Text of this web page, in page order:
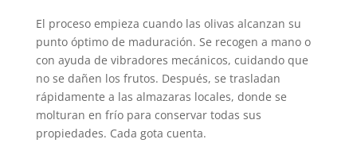
El proceso empieza cuando las olivas alcanzan su
punto óptimo de maduración. Se recogen a mano o
con ayuda de vibradores mecánicos, cuidando que
no se dañen los frutos. Después, se trasladan
rápidamente a las almazaras locales, donde se
molturan en frío para conservar todas sus
propiedades. Cada gota cuenta.